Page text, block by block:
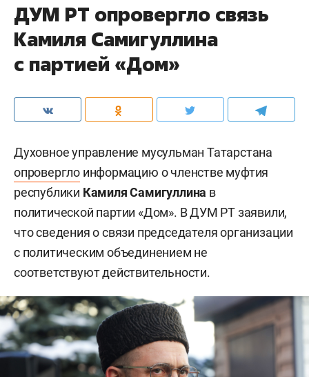
ДУМ РТ опровергло связь
Камиля Самигуллина
с партией «Дом»
Духовное управление мусульман Татарстана
опровергло информацию о членстве муфтия
республики Камиля Самигуллина в
политической партии «Дом». В ДУМ РТ заявили,
что сведения о связи председателя организации
с политическим объединением не
соответствуют действительности.